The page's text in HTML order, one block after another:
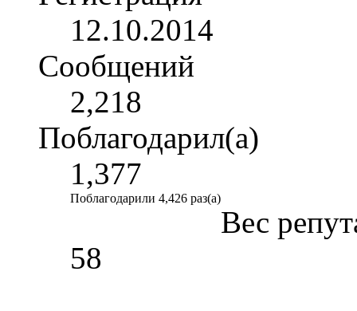
12.10.2014
Сообщений
2,218
Поблагодарил(а)
1,377
Поблагодарили 4,426 раз(а)
Вес
58